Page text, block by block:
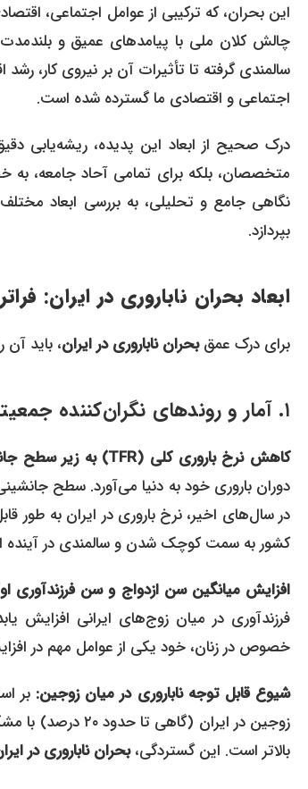
این بحران، که ترکیبی از عوامل اجتماعی،
چالش کلان ملی با پیامدهای عمیق و
سالمندی گرفته تا تأثیرات آن بر نیروی کار،
اجتماعی و اقتصادی ما گسترده شده است.
درک صحیح از ابعاد این پدیده، ریشه‌یابی
متخصصان، بلکه برای تمامی آحاد جامعه،
نگاهی جامع و تحلیلی، به بررسی ابعاد
بپردازد.
ابعاد بحران ناباروری در ایران:
برای درک عمقبحران ناباروری در ایران، باید آن
۱. آمار و روندهای نگران‌کننده جمعیتی و بهداشتی (نگاهی کلی)
کاهش نرخ باروری کلی (TFR) به زیر سطح جانشینی:
در سال‌های اخیر، نرخ باروری در ایران به
کشور به سمت کوچک شدن و سالمندی در
افزایش میانگین سن ازدواج و سن فرزندآوری
فرزندآوری در میان زوج‌های ایرانی افزایش
خصوص در زنان، خود یکی از عوامل مهم در
شیوع قابل توجه ناباروری در میان زوجین: بر
زوجین در ایران
بالاتر است. این گستردگی،بحران ناباروری در